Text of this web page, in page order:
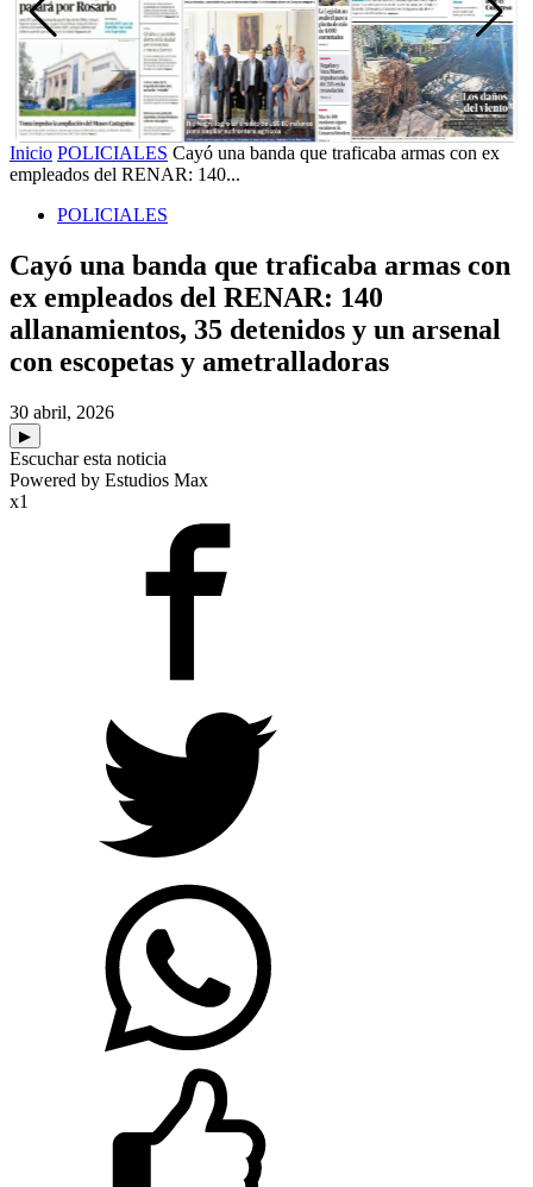
Inicio POLICIALES Cayó una banda que traficaba armas con ex
empleados del RENAR: 140...
POLICIALES
Cayó una banda que traficaba armas con
ex empleados del RENAR: 140
allanamientos, 35 detenidos y un arsenal
con escopetas y ametralladoras
30 abril, 2026
▶
Escuchar esta noticia
Powered by Estudios Max
x1